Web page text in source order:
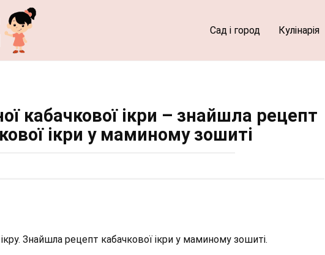
Сад і город Кулінарія
кабачкової ікри – знайшла рецепт
ікри у маминому зошиті
Знайшла рецепт кабачкової ікри у маминому зошиті.